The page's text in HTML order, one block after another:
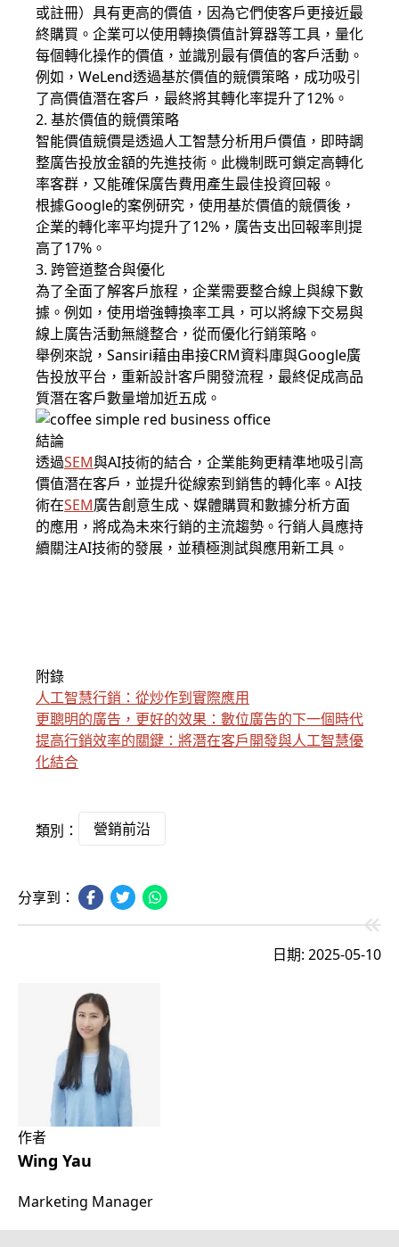
或註冊）具有更高的價值，因為它們使客戶更接近最
終購買。企業可以使用轉換價值計算器等工具，量化
每個轉化操作的價值，並識別最有價值的客戶活動。
例如，WeLend透過基於價值的競價策略，成功吸引
了高價值潛在客戶，最終將其轉化率提升了12%。
2. 基於價值的競價策略
智能價值競價是透過人工智慧分析用戶價值，即時調
整廣告投放金額的先進技術。此機制既可鎖定高轉化
率客群，又能確保廣告費用產生最佳投資回報。
根據Google的案例研究，使用基於價值的競價後，
企業的轉化率平均提升了12%，廣告支出回報率則提
高了17%。
3. 跨管道整合與優化
為了全面了解客戶旅程，企業需要整合線上與線下數
據。例如，使用增強轉換率工具，可以將線下交易與
線上廣告活動無縫整合，從而優化行銷策略。
舉例來說，Sansiri藉由串接CRM資料庫與Google廣
告投放平台，重新設計客戶開發流程，最終促成高品
質潛在客戶數量增加近五成。
結論
透過SEM與AI技術的結合，企業能夠更精準地吸引高
價值潛在客戶，並提升從線索到銷售的轉化率。AI技
術在SEM廣告創意生成、媒體購買和數據分析方面
的應用，將成為未來行銷的主流趨勢。行銷人員應持
續關注AI技術的發展，並積極測試與應用新工具。
附錄
人工智慧行銷：從炒作到實際應用
更聰明的廣告，更好的效果：數位廣告的下一個時代
提高行銷效率的關鍵：將潛在客戶開發與人工智慧優
化結合
類別： 營銷前沿
分享到：
日期: 2025-05-10
作者
Wing Yau
Marketing Manager